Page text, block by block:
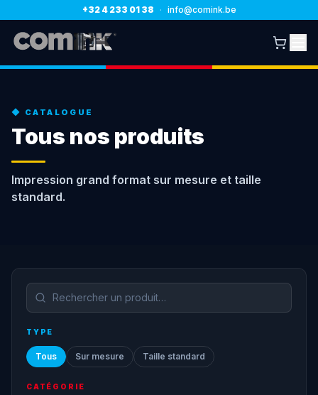
+32 4 233 01 38 · info@comink.be
◆ CATALOGUE
Tous nos produits
Impression grand format sur mesure et taille
standard.
TYPE
Tous Sur mesure Taille standard
CATÉGORIE